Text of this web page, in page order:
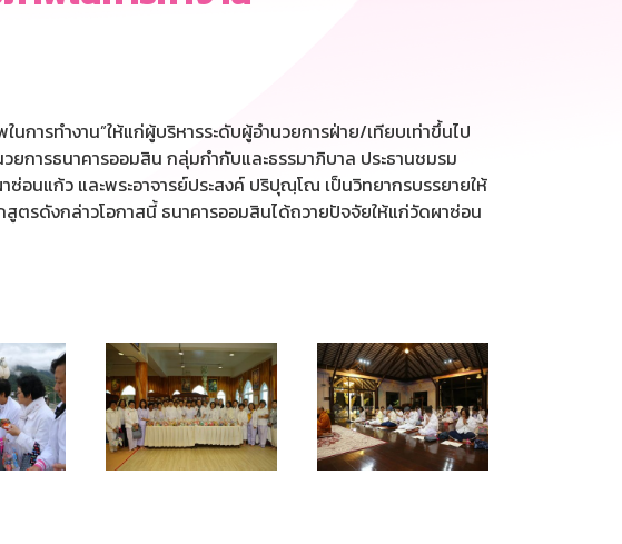
ารทำงาน”ให้แก่ผู้บริหารระดับผู้อำนวยการฝ่าย/เทียบเท่าขึ้นไป
ารธนาคารออมสิน กลุ่มกำกับและธรรมาภิบาล ประธานชมรม
ซ่อนแก้ว และพระอาจารย์ประสงค์ ปริปุณฺโณ เป็นวิทยากรบรรยายให้
ตรดังกล่าวโอกาสนี้ ธนาคารออมสินได้ถวายปัจจัยให้แก่วัดผาซ่อน